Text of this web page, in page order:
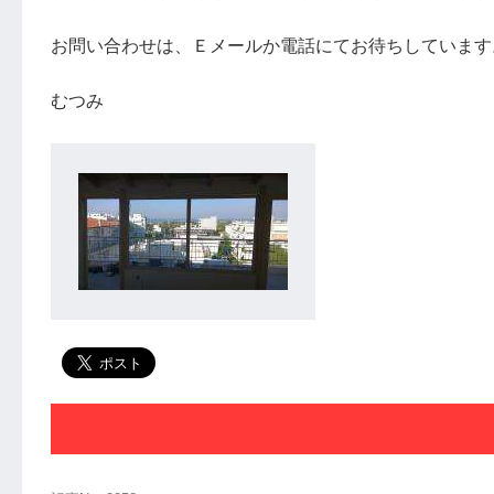
お問い合わせは、Ｅメールか電話にてお待ちしています
むつみ